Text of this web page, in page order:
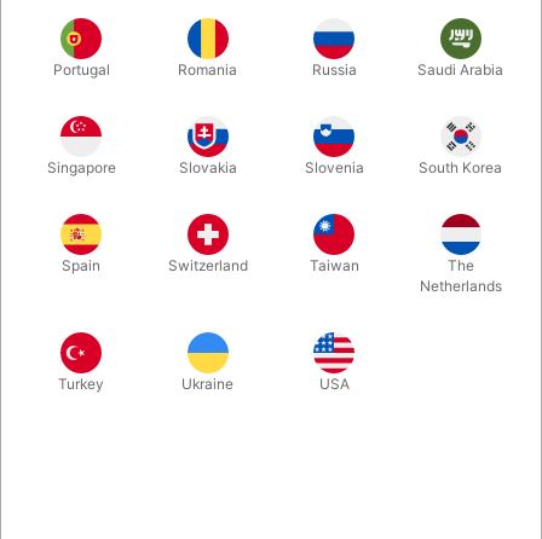
Køb nu Gem
bruge i et afslutnigsnummer. I flot stand!
Portugal Romania Russia Saudi Arabia
Singapore Slovakia Slovenia South Korea
Spain Switzerland Taiwan
The
Netherlands
Turkey Ukraine USA